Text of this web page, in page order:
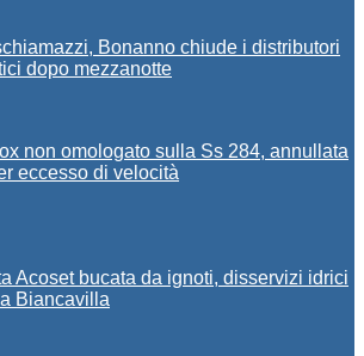
Bonanno chiude i distributori
dopo mezzanotte
non omologato sulla Ss 284, annullata
eccesso di velocità
Acoset bucata da ignoti, disservizi idrici
Biancavilla